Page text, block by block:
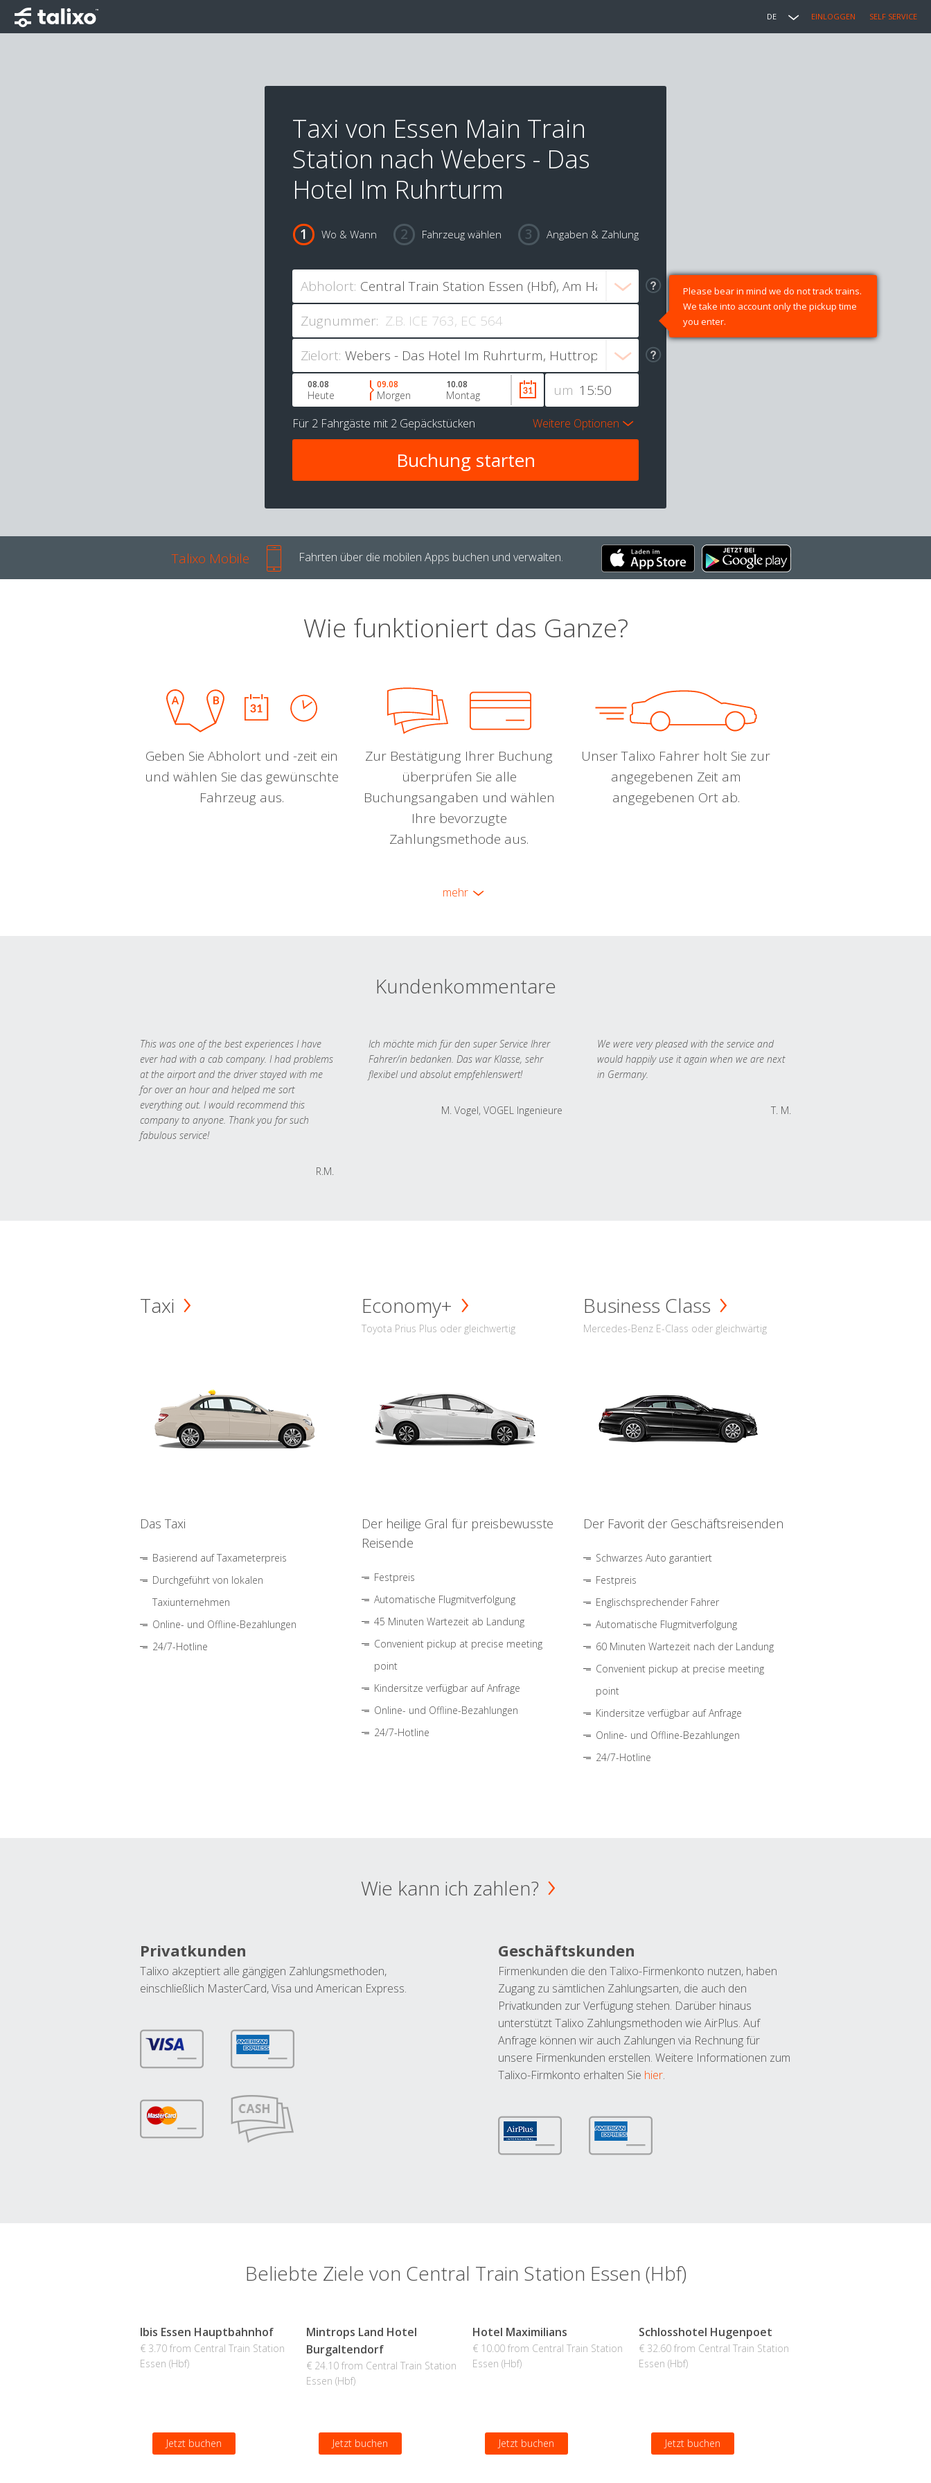
DE EINLOGGEN SELF SERVICE
Taxi von Essen Main Train
Station nach Webers - Das
Hotel Im Ruhrturm
Wo & Wann Fahrzeug wählen Angaben & Zahlung
Abholort:
Zugnummer:
Please bear in mind we do not track trains.
We take into account only the pickup time
you enter.
Zielort:
um
08.08
Heute
09.08
Morgen
10.08
Montag
Für 2 Fahrgäste mit 2 Gepäckstücken Weitere Optionen
Talixo Mobile Fahrten über die mobilen Apps buchen und verwalten.
Wie funktioniert das Ganze?
Geben Sie Abholort und -zeit ein
und wählen Sie das gewünschte
Fahrzeug aus.
Zur Bestätigung Ihrer Buchung
überprüfen Sie alle
Buchungsangaben und wählen
Ihre bevorzugte
Zahlungsmethode aus.
Unser Talixo Fahrer holt Sie zur
angegebenen Zeit am
angegebenen Ort ab.
mehr
Kundenkommentare
This was one of the best experiences I have
ever had with a cab company. I had problems
at the airport and the driver stayed with me
for over an hour and helped me sort
everything out. I would recommend this
company to anyone. Thank you for such
fabulous service!
R.M.
Ich möchte mich für den super Service Ihrer
Fahrer/in bedanken. Das war Klasse, sehr
flexibel und absolut empfehlenswert!
M. Vogel, VOGEL Ingenieure
We were very pleased with the service and
would happily use it again when we are next
in Germany.
T. M.
Taxi
Das Taxi
Basierend auf Taxameterpreis
Durchgeführt von lokalen
Taxiunternehmen
Online- und Offline-Bezahlungen
24/7-Hotline
Economy+
Toyota Prius Plus oder gleichwertig
Der heilige Gral für preisbewusste
Reisende
Festpreis
Automatische Flugmitverfolgung
45 Minuten Wartezeit ab Landung
Convenient pickup at precise meeting
point
Kindersitze verfügbar auf Anfrage
Online- und Offline-Bezahlungen
24/7-Hotline
Business Class
Mercedes-Benz E-Class oder gleichwärtig
Der Favorit der Geschäftsreisenden
Schwarzes Auto garantiert
Festpreis
Englischsprechender Fahrer
Automatische Flugmitverfolgung
60 Minuten Wartezeit nach der Landung
Convenient pickup at precise meeting
point
Kindersitze verfügbar auf Anfrage
Online- und Offline-Bezahlungen
24/7-Hotline
Wie kann ich zahlen?
Privatkunden
Talixo akzeptiert alle gängigen Zahlungsmethoden,
einschließlich MasterCard, Visa und American Express.
Geschäftskunden
Firmenkunden die den Talixo-Firmenkonto nutzen, haben
Zugang zu sämtlichen Zahlungsarten, die auch den
Privatkunden zur Verfügung stehen. Darüber hinaus
unterstützt Talixo Zahlungsmethoden wie AirPlus. Auf
Anfrage können wir auch Zahlungen via Rechnung für
unsere Firmenkunden erstellen. Weitere Informationen zum
Talixo-Firmkonto erhalten Sie hier.
Beliebte Ziele von Central Train Station Essen (Hbf)
Ibis Essen Hauptbahnhof
€ 3.70 from Central Train Station
Essen (Hbf)
Jetzt buchen
Mintrops Land Hotel
Burgaltendorf
€ 24.10 from Central Train Station
Essen (Hbf)
Jetzt buchen
Hotel Maximilians
€ 10.00 from Central Train Station
Essen (Hbf)
Jetzt buchen
Schlosshotel Hugenpoet
€ 32.60 from Central Train Station
Essen (Hbf)
Jetzt buchen